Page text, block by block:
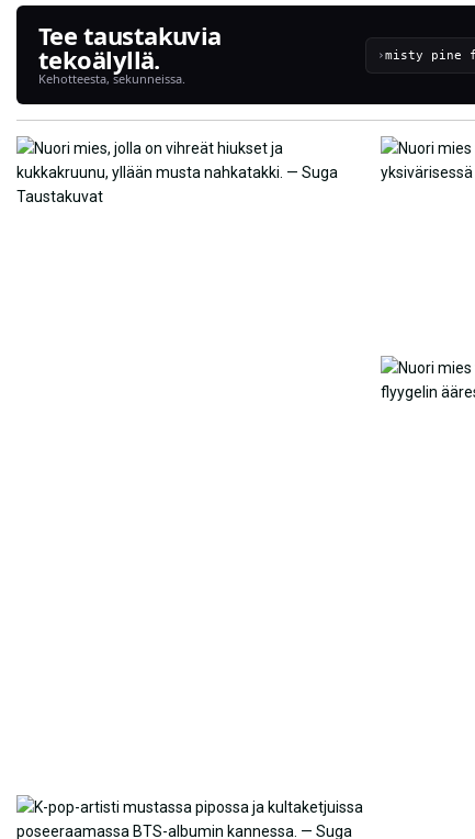
Tee taustakuvia
tekoälyllä.
Kehotteesta, sekunneissa.
›